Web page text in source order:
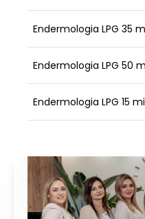
Endermologia LPG 35
Endermologia LPG 50
Endermologia LPG 15